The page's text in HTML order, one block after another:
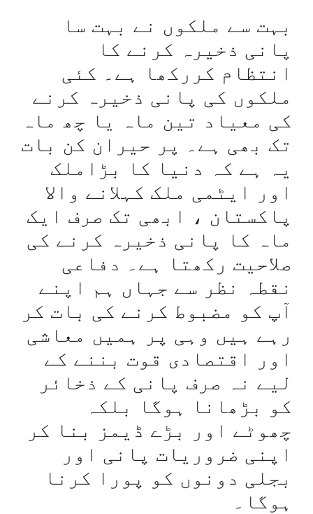
بہت سے ملکوں نے بہت سا
پانی ذخیرہ کرنے کا
انتظام کررکھا ہے۔ کئی
ملکوں کی پانی ذخیرہ کرنے
کی معیاد تین ماہ یا چھ ماہ
تک بھی ہے۔ پر حیران کن بات
یہ ہے کہ دنیا کا بڑاملک
اور ایٹمی ملک کہلانے والا
پاکستان ، ابھی تک صرف ایک
ماہ کا پانی ذخیرہ کرنے کی
صلاحیت رکھتا ہے۔ دفاعی
نقطہ نظر سے جہاں ہم اپنے
آپ کو مضبوط کرنے کی بات کر
رہے ہیں وہی پر ہمیں معاشی
اور اقتصادی قوت بننے کے
لیے نہ صرف پانی کے ذخائر
کو بڑھانا ہوگا بلکہ
چھوٹے اور بڑے ڈیمز بنا کر
اپنی ضروریات پانی اور
بجلی دونوں کو پورا کرنا
ہوگا۔